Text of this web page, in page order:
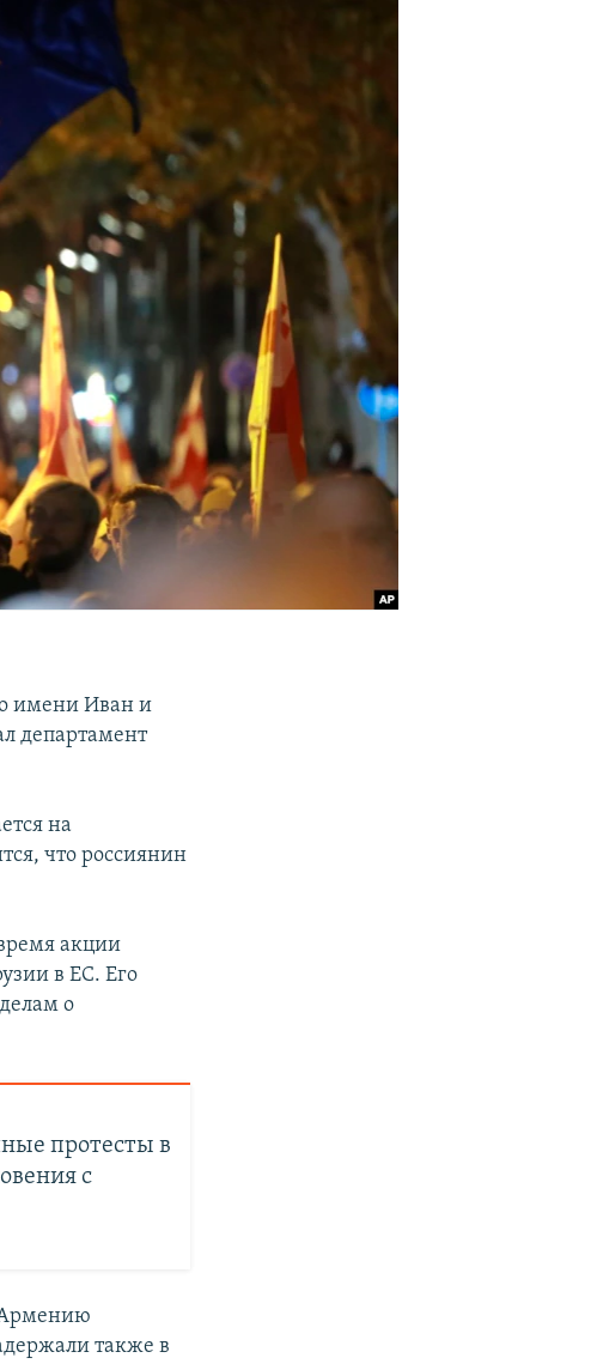
имени Иван и
департамент
на
что россиянин
акции
в ЕС. Его
о
протесты в
с
Армению
также в